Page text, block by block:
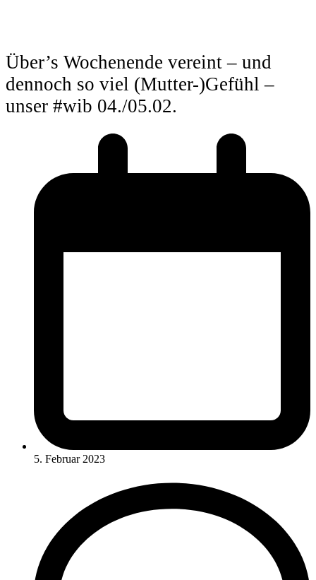
Über’s Wochenende vereint – und
dennoch so viel (Mutter-)Gefühl –
unser #wib 04./05.02.
5. Februar 2023